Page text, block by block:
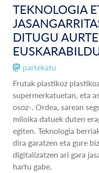
TEKNOLOGIA
DITUGU
partekatu
Frutak plastikoz
supermerkatuetan, eta
osoz-. Ordea, sarean
miloika datuek duten
egiten. Teknologia
dira garatzen eta gure
digitalizatzen ari gara
hartu gabe.